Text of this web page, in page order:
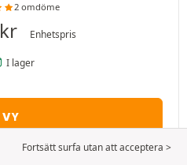
2 omdöme
kr Enhetspris
I lager
VY
Fortsätt surfa utan att acceptera >